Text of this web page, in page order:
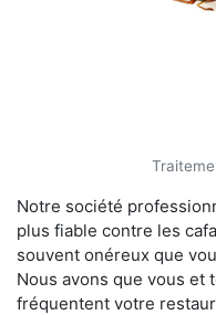
Notre société
plus fiable contre les
souvent onéreux que
Nous avons que vous et
fréquentent votre